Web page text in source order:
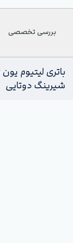
بررسی تخصصی
شیرینگ دوتایی